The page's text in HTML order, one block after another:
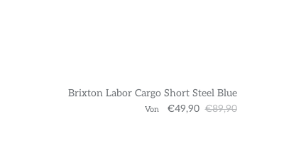
Brixton Labor Cargo Short Steel Blue
Von €49,90 €89,90